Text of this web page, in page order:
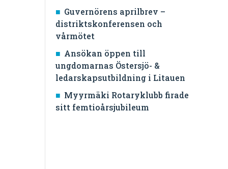
Guvernörens aprilbrev –
distriktskonferensen och
vårmötet
Ansökan öppen till
ungdomarnas Östersjö- &
ledarskapsutbildning i Litauen
Myyrmäki Rotaryklubb firade
sitt femtioårsjubileum